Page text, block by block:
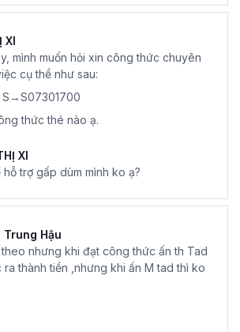
XI
mình muốn hỏi xin công thức chuyên
cụ thể như sau:
S→S07301700
thức thé nào ạ.
XI
hỗ trợ gấp dùm mình ko ạ?
Trung Hậu
theo nhưng khi đạt công thức ấn th Tad
ra thành tiền ,nhưng khi ấn M tad thì ko